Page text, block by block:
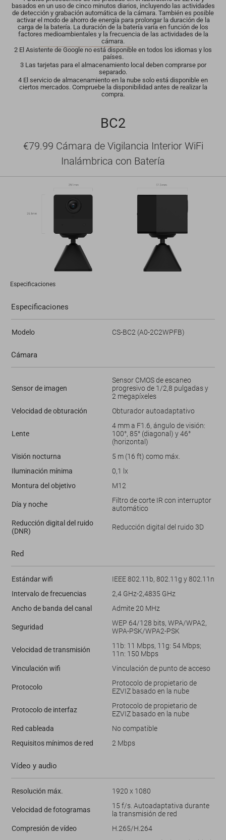
basados en un uso de cinco minutos diarios, incluyendo las actividades
de detección y grabación automática de la cámara. También es posible
activar el modo de ahorro de energía para prolongar la duración de la
carga de la batería. La duración de la batería varía en función de los
factores medioambientales y la frecuencia de las actividades de la
cámara.
2 El Asistente de Google no está disponible en todos los idiomas y los
países.
3 Las tarjetas para el almacenamiento local deben comprarse por
separado.
4 El servicio de almacenamiento en la nube solo está disponible en
ciertos mercados. Compruebe la disponibilidad antes de realizar la
compra.
BC2
€79.99 Cámara de Vigilancia Interior WiFi
Inalámbrica con Batería
Especificaciones
Especificaciones
Modelo CS-BC2 (A0-2C2WPFB)
Cámara
Sensor de imagen
Sensor CMOS de escaneo
progresivo de 1/2,8 pulgadas y
2 megapíxeles
Velocidad de obturación
Obturador autoadaptativo
Lente
4 mm a F1.6, ángulo de visión:
100°, 85° (diagonal) y 46°
(horizontal)
Visión nocturna
5 m (16 ft) como máx.
Iluminación mínima
0,1 lx
Montura del objetivo
M12
Día y noche
Filtro de corte IR con interruptor
automático
Reducción digital del ruido
(DNR)
Reducción digital del ruido 3D
Red
Estándar wifi
IEEE 802.11b, 802.11g y 802.11n
Intervalo de frecuencias
2,4 GHz-2,4835 GHz
Ancho de banda del canal
Admite 20 MHz
Seguridad
WEP 64/128 bits, WPA/WPA2,
WPA-PSK/WPA2-PSK
Velocidad de transmisión
11b: 11 Mbps, 11g: 54 Mbps;
11n: 150 Mbps
Vinculación wifi
Vinculación de punto de acceso
Protocolo
Protocolo de propietario de
EZVIZ basado en la nube
Protocolo de interfaz
Protocolo de propietario de
EZVIZ basado en la nube
Red cableada
No compatible
Requisitos mínimos de red
2 Mbps
Vídeo y audio
Resolución máx. 1920 x 1080
Velocidad de fotogramas
15 f/s. Autoadaptativa durante
la transmisión de red
Compresión de vídeo
H.265/H.264